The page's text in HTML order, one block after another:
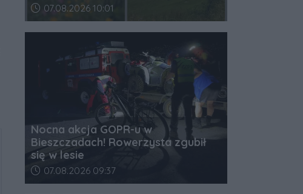
Data dodania artykułu:
07.08.2026 10:01
Nocna akcja GOPR-u w
Bieszczadach! Rowerzysta zgubił
się w lesie
Data dodania artykułu:
07.08.2026 09:37